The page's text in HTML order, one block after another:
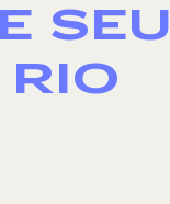
SEU